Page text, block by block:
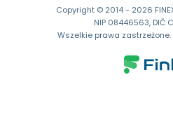
Copyright © 2014 - 2026
NIP 08446563, DIČ
Wszelkie prawa zastrzeżone.